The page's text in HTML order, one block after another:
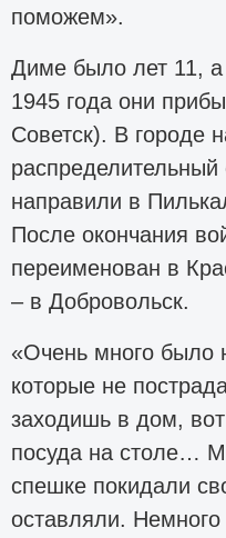
поможем».
Диме было лет 11,
1945 года они
Советск). В городе
распределительный
направили в
После окончания
переименован в
– в Добровольск.
«Очень много было
которые не
заходишь в дом, вот
посуда на столе…
спешке покидали
оставляли. Немного